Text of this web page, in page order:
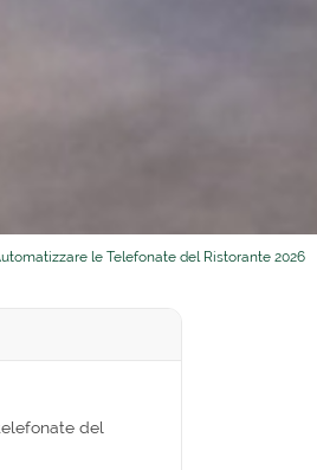
le Telefonate del Ristorante 2026
del